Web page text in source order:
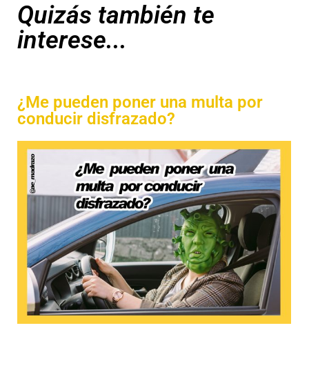
Quizás también te
interese...
¿Me pueden poner una multa por
conducir disfrazado?